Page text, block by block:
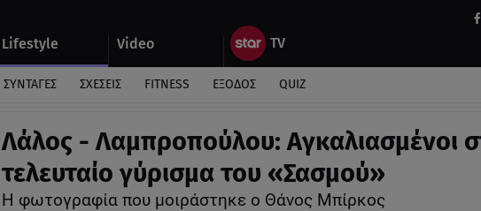
Lifestyle Video
ΣΥΝΤΑΓΕΣ ΣΧΕΣΕΙΣ FITNESS ΕΞΟΔΟΣ QUIZ
Λάλος - Λαμπροπούλου: Αγκαλιασμένοι
τελευταίο γύρισμα του «Σασμού»
Η φωτογραφία που μοιράστηκε ο Θάνος Μπίρκος